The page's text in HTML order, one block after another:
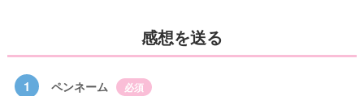
感想を送る
1 ペンネーム 必須